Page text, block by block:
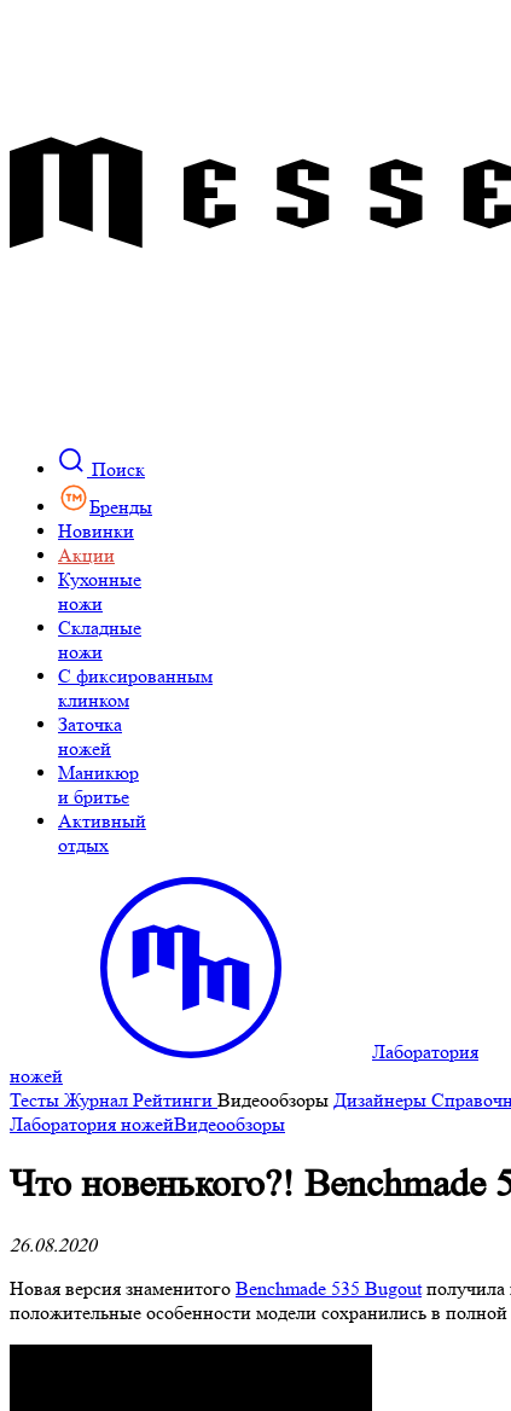
Поиск
Бренды
Новинки
Акции
Кухонные
ножи
Складные
ножи
C фиксированным
клинком
Заточка
ножей
Маникюр
и бритье
Активный
отдых
Лаборатория
ножей
Тесты Журнал Рейтинги Видеообзоры Дизайнеры
Лаборатория ножейВидеообзоры
Что новенького?! Benchmade
26.08.2020
Новая версия знаменитого Benchmade 535 Bugoutполучила
положительные особенности модели сохранились в